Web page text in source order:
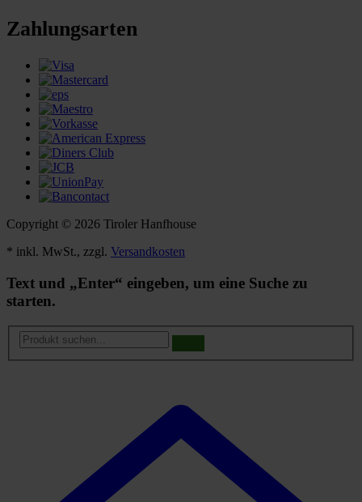
Zahlungsarten
Copyright © 2026 Tiroler Hanfhouse
* inkl. MwSt., zzgl. Versandkosten
Text und „Enter“ eingeben, um eine Suche zu
starten.
Produkt
suchen...